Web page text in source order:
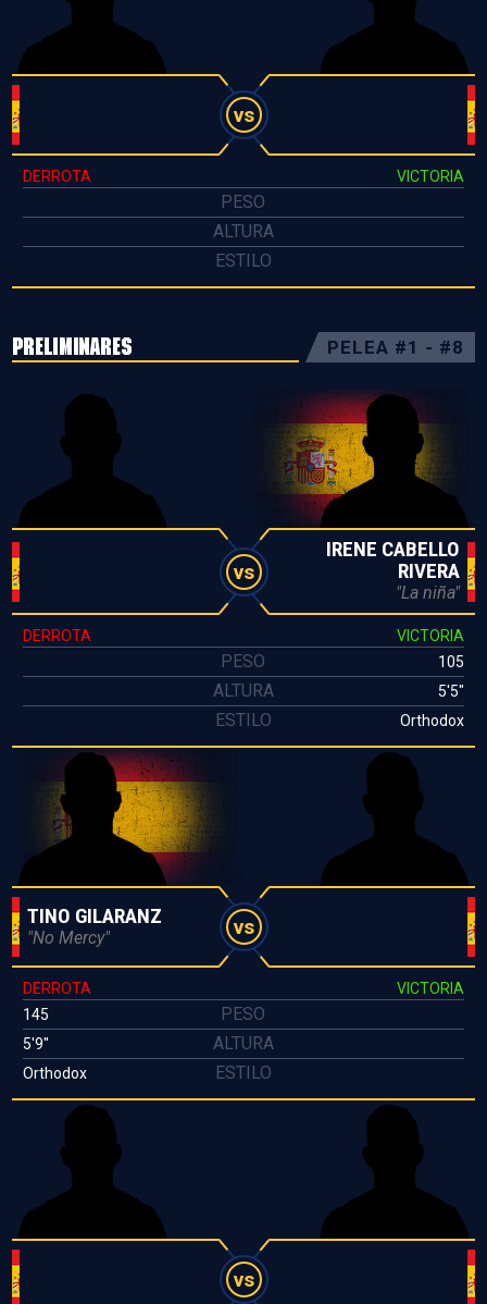
vs
DERROTA VICTORIA
PESO
ALTURA
ESTILO
PRELIMINARES PELEA #1 - #8
vs
IRENE CABELLO
RIVERA
"La niña"
DERROTA VICTORIA
PESO 105
ALTURA 5'5"
ESTILO Orthodox
TINO GILARANZ
"No Mercy" vs
DERROTA
VICTORIA
145
PESO
5'9'' ALTURA
Orthodox ESTILO
vs